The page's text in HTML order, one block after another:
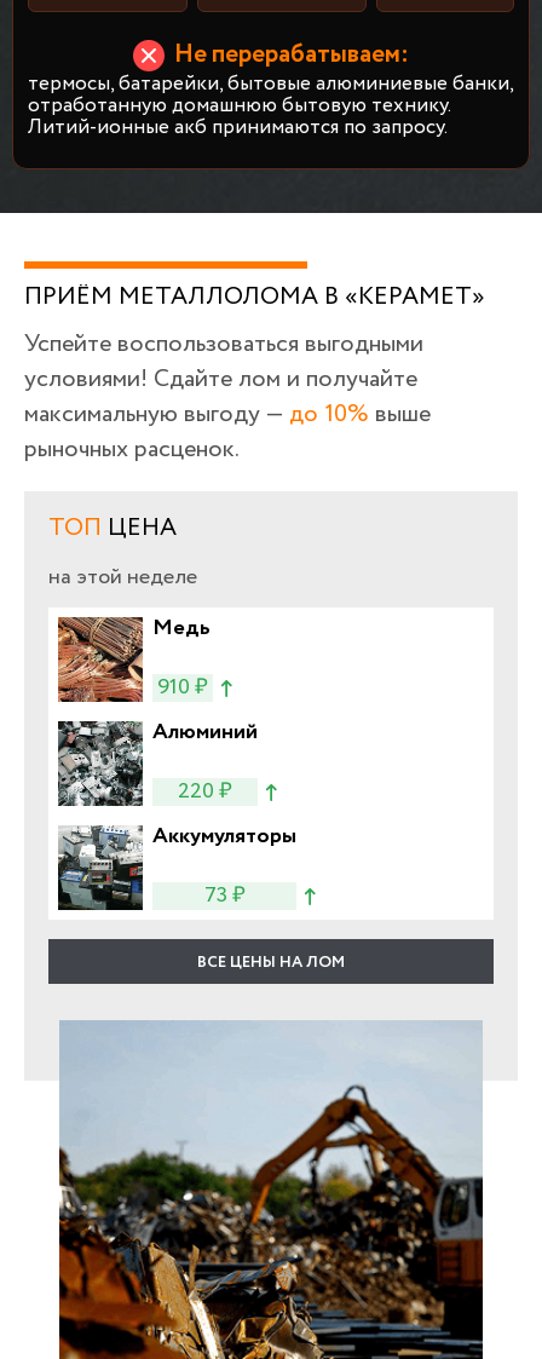
Не перерабатываем:
термосы, батарейки, бытовые алюминиевые банки,
отработанную домашнюю бытовую технику.
Литий-ионные акб принимаются по запросу.
ПРИЁМ МЕТАЛЛОЛОМА В «КЕРАМЕТ»
Успейте воспользоваться выгодными
условиями! Сдайте лом и получайте
максимальную выгоду — до 10% выше
рыночных расценок.
ТОП ЦЕНА
на этой неделе
Медь
910 ₽
Алюминий
220 ₽
Аккумуляторы
73 ₽
ВСЕ ЦЕНЫ НА ЛОМ